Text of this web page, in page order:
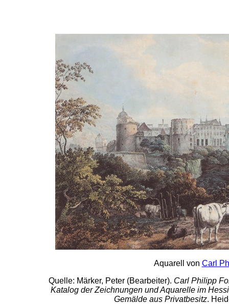
Aquarell von Carl
Quelle: Märker, Peter (Bearbeiter). Carl Philipp
Katalog der Zeichnungen und Aquarelle im
Gemälde aus Privatbesitz.